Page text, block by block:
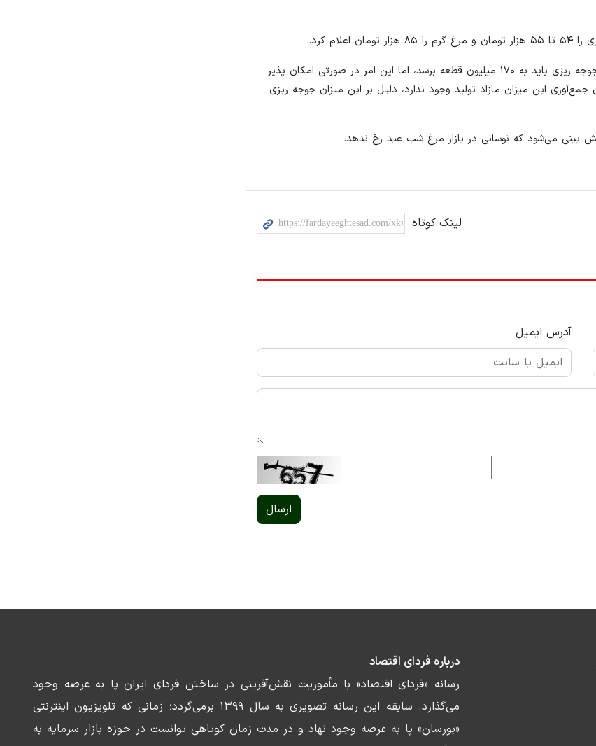
کرد.
دبیرکانون پرورش دهندگان مرغ گوشتی ادامه داد: بنابر تاکید وزیر جهاد، جوجه ریزی باید به ۱۷۰ میلیون قطعه برسد، اما این امر در صورتی امکان پذیر
این میزان مازاد تولید وجود ندارد، دلیل بر این میزان جوجه ریزی
بینی می‌شود که نوسانی در بازار مرغ شب عید رخ ندهد.
لینک کوتاه
آدرس ایمیل
ارسال
درباره فردای اقتصاد
رسانه «فردای اقتصاد» با مأموریت نقش‌آفرینی در ساختن فردای ایران پا به عرصه وجود
می‌گذارد. سابقه این رسانه تصویری به سال ۱۳۹۹ برمی‌گردد؛ زمانی که تلویزیون اینترنتی
«بورسان» پا به عرصه وجود نهاد و در مدت زمان کوتاهی توانست در حوزه بازار سرمایه به